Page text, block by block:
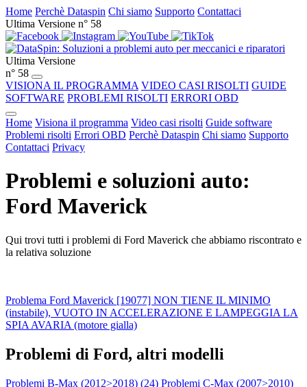
Home Perchè Dataspin Chi siamo Supporto Contattaci
Ultima Versione n° 58
Ultima Versione
n° 58
VISIONA IL PROGRAMMA VIDEO CASI RISOLTI GUIDE
SOFTWARE PROBLEMI RISOLTI ERRORI OBD
Home Visiona il programma Video casi risolti Guide software
Problemi risolti Errori OBD Perchè Dataspin Chi siamo Supporto
Contattaci Privacy
Problemi e soluzioni auto:
Ford Maverick
Qui trovi tutti i problemi di Ford Maverick che abbiamo riscontrato e
la relativa soluzione
Problema Ford Maverick [19077] NON TIENE IL MINIMO
(instabile), VUOTO IN ACCELERAZIONE E LAMPEGGIA LA
SPIA AVARIA (motore gialla)
Problemi di Ford, altri modelli
Problemi B-Max (2012>2018) (24) Problemi C-Max (2007>2010)